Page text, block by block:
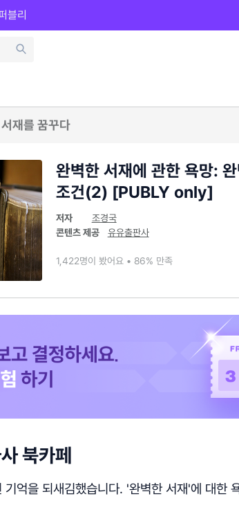
블리
재를 꿈꾸다
완벽한 서재에 관한 욕망: 완
조건(2) [PUBLY only]
저자
조경국
콘텐츠 제공
유유출판사
1,422명이 봤어요 • 86% 만족
북카페
억을 되새김했습니다. '완벽한 서재'에 대한